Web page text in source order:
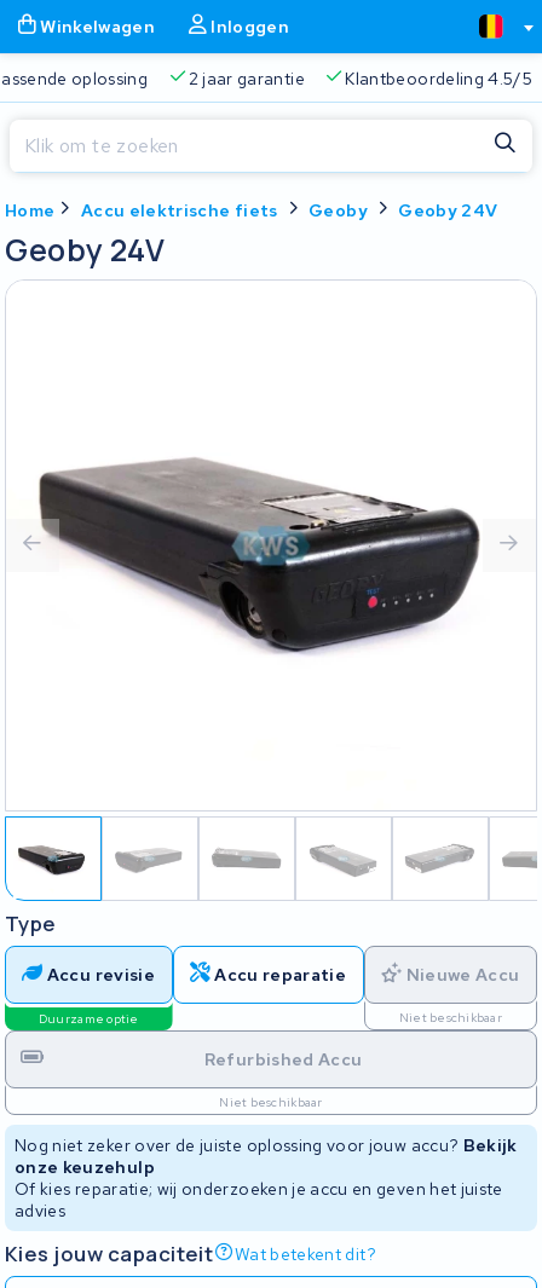
Winkelwagen Inloggen
oplossing 2 jaar garantie Klantbeoordeling 4.5/5
Home Accu elektrische fiets Geoby Geoby 24V
Geoby 24V
Type
Accu revisie
Duurzame optie
Accu reparatie Nieuwe Accu
Niet beschikbaar
Refurbished Accu
Niet beschikbaar
Nog niet zeker over de juiste oplossing voor jouw accu? Bekijk
onze keuzehulp
Of kies reparatie; wij onderzoeken je accu en geven het juiste
advies
Kies jouw capaciteit Wat betekent dit?
Sluiten
Begin te typen in de zoekbalk om te zoeken